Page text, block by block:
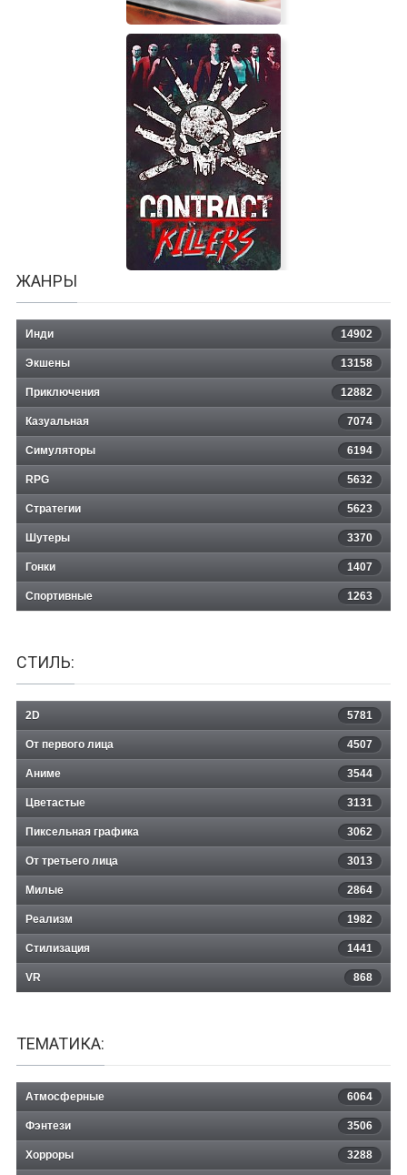
Bujingai: The Forsaken City
ЖАНРЫ
Инди 14902
Экшены 13158
Приключения 12882
Казуальная 7074
Симуляторы 6194
RPG 5632
Стратегии 5623
Шутеры 3370
Гонки 1407
Спортивные 1263
СТИЛЬ:
2D 5781
От первого лица 4507
Аниме 3544
Цветастые 3131
Пиксельная графика 3062
От третьего лица 3013
Милые 2864
Реализм 1982
Стилизация 1441
VR 868
ТЕМАТИКА:
Атмосферные 6064
Фэнтези 3506
Хорроры 3288